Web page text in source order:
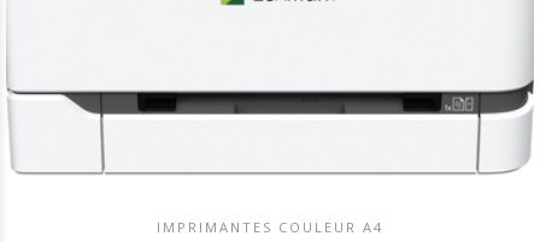
DÉCOUVRIR CE PRODUIT
IMPRIMANTES COULEUR A4